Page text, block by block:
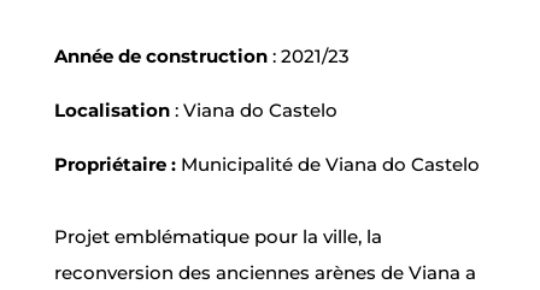
Année de construction: 2021/23
Localisation: Viana do Castelo
Propriétaire :Municipalité de Viana do Castelo
Projet emblématique pour la ville, la
reconversion des anciennes arènes de Viana a